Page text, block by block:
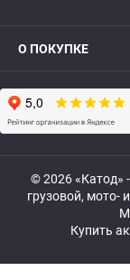
О ПОКУПКЕ
© 2026 «Катод»
грузовой, мото-
Купить